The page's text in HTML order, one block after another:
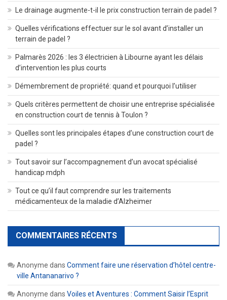
Le drainage augmente-t-il le prix construction terrain de padel ?
Quelles vérifications effectuer sur le sol avant d’installer un
terrain de padel ?
Palmarès 2026 : les 3 électricien à Libourne ayant les délais
d’intervention les plus courts
Démembrement de propriété: quand et pourquoi l’utiliser
Quels critères permettent de choisir une entreprise spécialisée
en construction court de tennis à Toulon ?
Quelles sont les principales étapes d’une construction court de
padel ?
Tout savoir sur l’accompagnement d’un avocat spécialisé
handicap mdph
Tout ce qu’il faut comprendre sur les traitements
médicamenteux de la maladie d’Alzheimer
COMMENTAIRES RÉCENTS
Anonyme dans Comment faire une réservation d’hôtel centre-
ville Antananarivo ?
Anonyme dans Voiles et Aventures : Comment Saisir l’Esprit